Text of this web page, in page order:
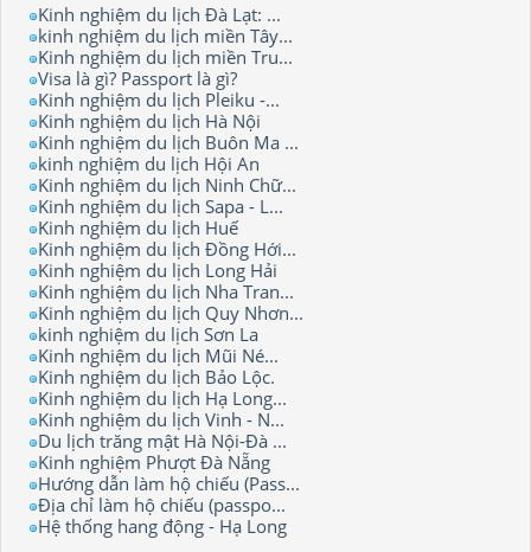
Kinh nghiệm du lịch Đà Lạt: ...
kinh nghiệm du lịch miền Tây...
Kinh nghiệm du lịch miền Tru...
Visa là gì? Passport là gì?
Kinh nghiệm du lịch Pleiku -...
Kinh nghiệm du lịch Hà Nội
Kinh nghiệm du lịch Buôn Ma ...
kinh nghiệm du lịch Hội An
Kinh nghiệm du lịch Ninh Chữ...
Kinh nghiệm du lịch Sapa - L...
Kinh nghiệm du lịch Huế
Kinh nghiệm du lịch Đồng Hới...
Kinh nghiệm du lịch Long Hải
Kinh nghiệm du lịch Nha Tran...
Kinh nghiệm du lịch Quy Nhơn...
kinh nghiệm du lịch Sơn La
Kinh nghiệm du lịch Mũi Né...
Kinh nghiệm du lịch Bảo Lộc.
Kinh nghiệm du lịch Hạ Long...
Kinh nghiệm du lịch Vinh - N...
Du lịch trăng mật Hà Nội-Đà ...
Kinh nghiệm Phượt Đà Nẵng
Hướng dẫn làm hộ chiếu (Pass...
Địa chỉ làm hộ chiếu (passpo...
Hệ thống hang động - Hạ Long